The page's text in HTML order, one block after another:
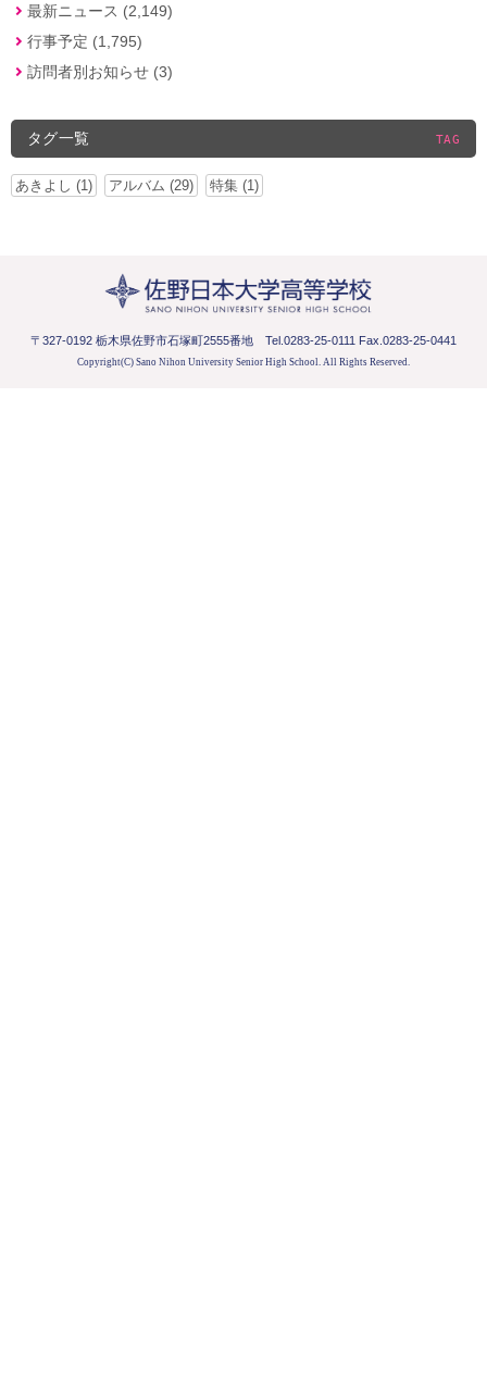
最新ニュース (2,149)
行事予定 (1,795)
訪問者別お知らせ (3)
タグ一覧 TAG
あきよし (1) アルバム (29) 特集 (1)
〒327-0192 栃木県佐野市石塚町2555番地 Tel.0283-25-0111 Fax.0283-25-0441
Copyright(C) Sano Nihon University Senior High School. All Rights Reserved.